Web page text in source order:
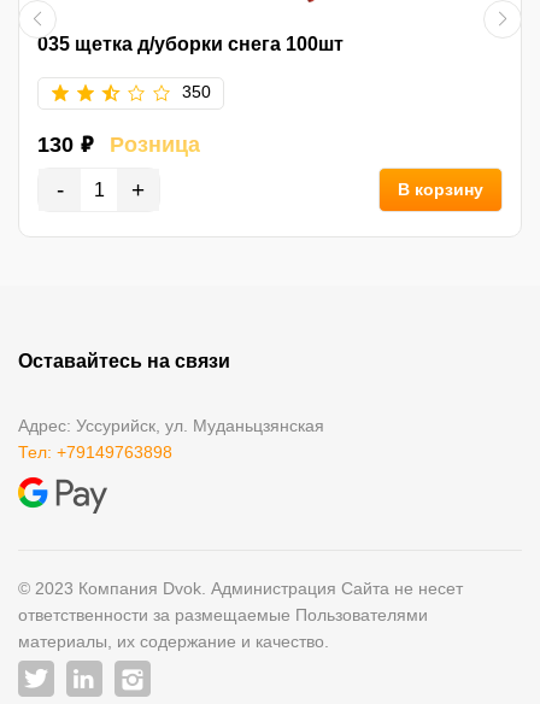
035 щетка д/уборки снега 100шт
350
130 ₽ Розница
- + В корзину
Оставайтесь на связи
Адрес: Уссурийск, ул. Муданьцзянская
Тел: +79149763898
© 2023 Компания Dvok. Администрация Сайта не несет
ответственности за размещаемые Пользователями
материалы, их содержание и качество.